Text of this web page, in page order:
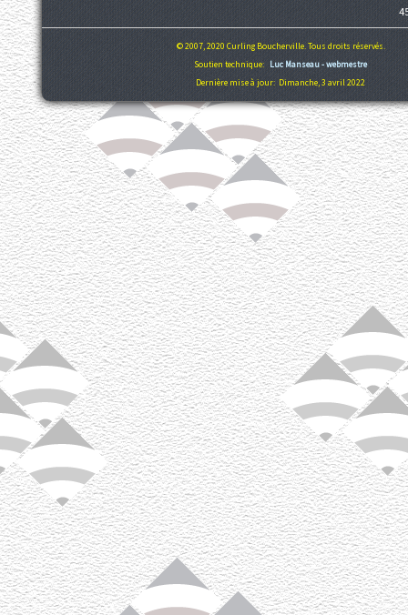
© 2007, 2020 Curling Boucherville. Tous droits réservés.
Soutien technique:Luc Manseau - webmestre
Dernière mise à jour: Dimanche, 3 avril 2022